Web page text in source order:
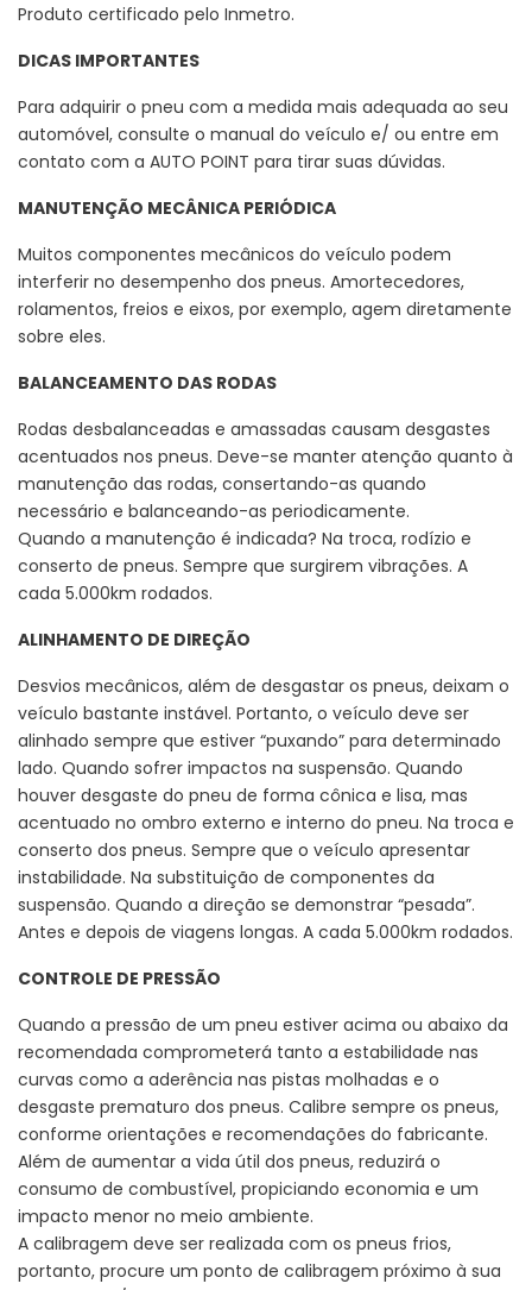
Produto certificado pelo Inmetro.
DICAS IMPORTANTES
Para adquirir o pneu com a medida mais adequada ao seu
automóvel, consulte o manual do veículo e/ ou entre em
contato com a AUTO POINT para tirar suas dúvidas.
MANUTENÇÃO MECÂNICA PERIÓDICA
Muitos componentes mecânicos do veículo podem
interferir no desempenho dos pneus. Amortecedores,
rolamentos, freios e eixos, por exemplo, agem diretamente
sobre eles.
BALANCEAMENTO DAS RODAS
Rodas desbalanceadas e amassadas causam desgastes
acentuados nos pneus. Deve-se manter atenção quanto à
manutenção das rodas, consertando-as quando
necessário e balanceando-as periodicamente.
Quando a manutenção é indicada? Na troca, rodízio e
conserto de pneus. Sempre que surgirem vibrações. A
cada 5.000km rodados.
ALINHAMENTO DE DIREÇÃO
Desvios mecânicos, além de desgastar os pneus, deixam o
veículo bastante instável. Portanto, o veículo deve ser
alinhado sempre que estiver “puxando” para determinado
lado. Quando sofrer impactos na suspensão. Quando
houver desgaste do pneu de forma cônica e lisa, mas
acentuado no ombro externo e interno do pneu. Na troca e
conserto dos pneus. Sempre que o veículo apresentar
instabilidade. Na substituição de componentes da
suspensão. Quando a direção se demonstrar “pesada”.
Antes e depois de viagens longas. A cada 5.000km rodados.
CONTROLE DE PRESSÃO
Quando a pressão de um pneu estiver acima ou abaixo da
recomendada comprometerá tanto a estabilidade nas
curvas como a aderência nas pistas molhadas e o
desgaste prematuro dos pneus. Calibre sempre os pneus,
conforme orientações e recomendações do fabricante.
Além de aumentar a vida útil dos pneus, reduzirá o
consumo de combustível, propiciando economia e um
impacto menor no meio ambiente.
A calibragem deve ser realizada com os pneus frios,
portanto, procure um ponto de calibragem próximo à sua